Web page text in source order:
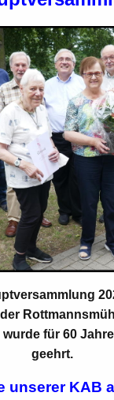
für 60
geehrt.
unserer KAB